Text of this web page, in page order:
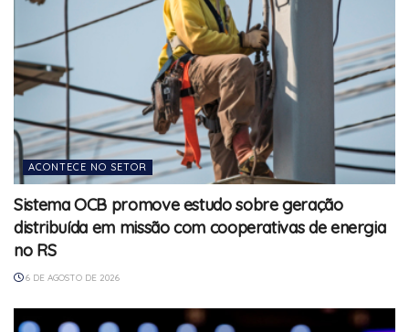
ACONTECE NO SETOR
Sistema OCB promove estudo sobre geração
distribuída em missão com cooperativas de energia
no RS
6 DE AGOSTO DE 2026